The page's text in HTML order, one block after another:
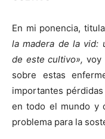
En mi ponencia,
la madera de la vid:
de este cultivo», voy
sobre estas
importantes
en todo el mundo y
problema para la